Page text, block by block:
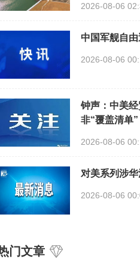
2026-08-06
中国军舰自
2026-08-06
钟声：中美
非“覆盖清单”
2026-08-06
对美系列涉
2026-08-06
门文章